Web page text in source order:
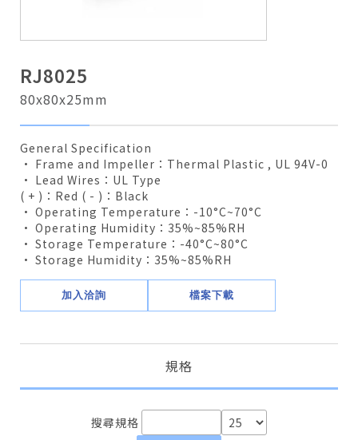
RJ8025
80x80x25mm
General Specification
• Frame and Impeller：Thermal Plastic , UL 94V-0
• Lead Wires：UL Type
( + )：Red ( - )：Black
• Operating Temperature：-10°C~70°C
• Operating Humidity：35%~85%RH
• Storage Temperature：-40°C~80°C
• Storage Humidity：35%~85%RH
加入洽詢 檔案下載
規格
搜尋規格